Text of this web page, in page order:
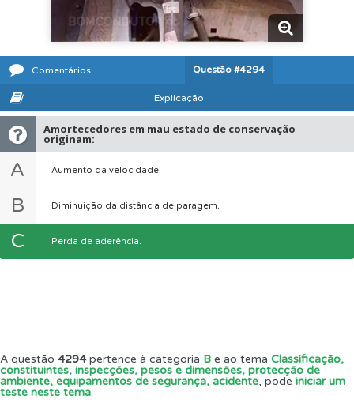
Comentários Questão #4294
Explicação
Amortecedores em mau estado de conservação
originam:
A Aumento da velocidade.
B Diminuição da distância de paragem.
C Perda de aderência.
A questão 4294pertence à categoria B e ao tema Classificação,
constituintes, inspecções, pesos e dimensões, protecção de
ambiente, equipamentos de segurança, acidente, pode iniciar um
teste neste tema.